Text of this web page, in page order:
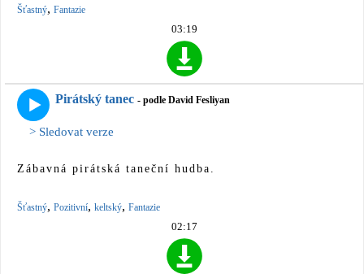
Šťastný, Fantazie
03:19
Pirátský tanec - podle David Fesliyan
> Sledovat verze
Zábavná pirátská taneční hudba.
Šťastný, Pozitivní, keltský, Fantazie
02:17